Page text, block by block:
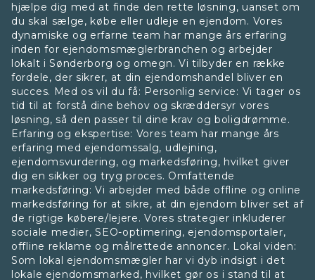
hjælpe dig med at finde den rette løsning, uanset om
du skal sælge, købe eller udleje en ejendom. Vores
dynamiske og erfarne team har mange års erfaring
inden for ejendomsmæglerbranchen og arbejder
lokalt i Sønderborg og omegn. Vi tilbyder en række
fordele, der sikrer, at din ejendomshandel bliver en
succes. Med os vil du få: Personlig service: Vi tager os
tid til at forstå dine behov og skræddersyr vores
løsning, så den passer til dine krav og boligdrømme.
Erfaring og ekspertise: Vores team har mange års
erfaring med ejendomssalg, udlejning,
ejendomsvurdering, og markedsføring, hvilket giver
dig en sikker og tryg proces. Omfattende
markedsføring: Vi arbejder med både offline og online
markedsføring for at sikre, at din ejendom bliver set af
de rigtige købere/lejere. Vores strategier inkluderer
sociale medier, SEO-optimering, ejendomsportaler,
offline reklame og målrettede annoncer. Lokal viden:
Som lokal ejendomsmægler har vi dyb indsigt i det
lokale ejendomsmarked, hvilket gør os i stand til at